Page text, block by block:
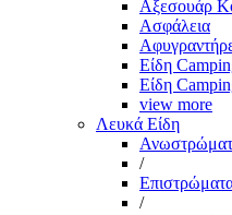
Αξεσουάρ
Ασφάλεια
Είδη
Είδη
view more
Λευκά Είδη
/
/